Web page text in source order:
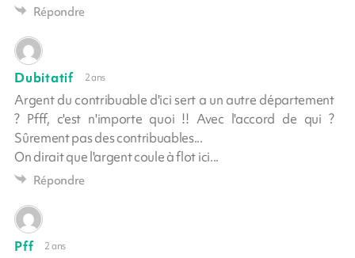
Répondre
Dubitatif 2 ans
Argent du contribuable d'ici sert a un autre département
? Pfff, c'est n'importe quoi !! Avec l'accord de qui ?
Sûrement pas des contribuables...
On dirait que l'argent coule à flot ici...
Répondre
Pff 2 ans